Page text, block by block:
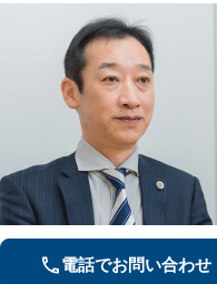
電話でお問い合わせ